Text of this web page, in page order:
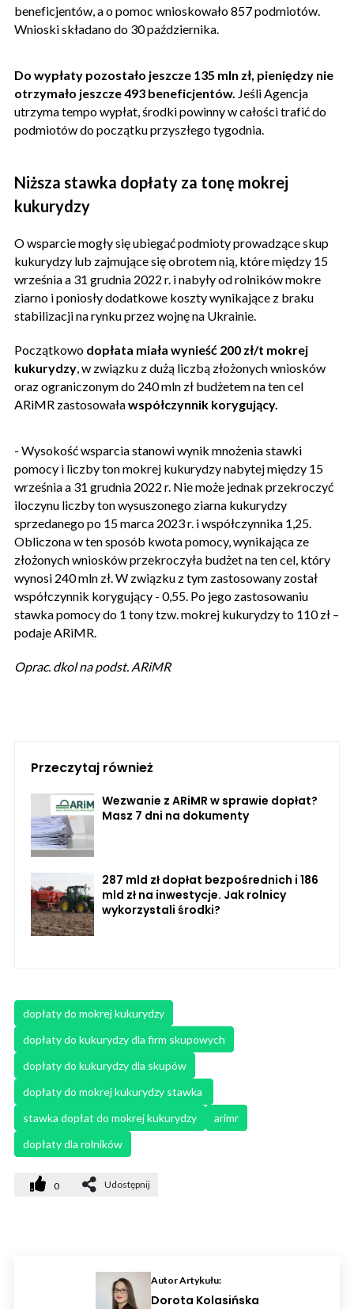
beneficjentów, a o pomoc wnioskowało 857 podmiotów.
Wnioski składano do 30 października.
Do wypłaty pozostało jeszcze 135 mln zł, pieniędzy nie
otrzymało jeszcze 493 beneficjentów. Jeśli Agencja
utrzyma tempo wypłat, środki powinny w całości trafić do
podmiotów do początku przyszłego tygodnia.
Niższa stawka dopłaty za tonę mokrej
kukurydzy
O wsparcie mogły się ubiegać podmioty prowadzące skup
kukurydzy lub zajmujące się obrotem nią, które między 15
września a 31 grudnia 2022 r. i nabyły od rolników mokre
ziarno i poniosły dodatkowe koszty wynikające z braku
stabilizacji na rynku przez wojnę na Ukrainie.
Początkowo dopłata miała wynieść 200 zł/t mokrej
kukurydzy , w związku z dużą liczbą złożonych wniosków
oraz ograniczonym do 240 mln zł budżetem na ten cel
ARiMR zastosowaławspółczynnik korygujący.
- Wysokość wsparcia stanowi wynik mnożenia stawki
pomocy i liczby ton mokrej kukurydzy nabytej między 15
września a 31 grudnia 2022 r. Nie może jednak przekroczyć
iloczynu liczby ton wysuszonego ziarna kukurydzy
sprzedanego po 15 marca 2023 r. i współczynnika 1,25.
Obliczona w ten sposób kwota pomocy, wynikająca ze
złożonych wniosków przekroczyła budżet na ten cel, który
wynosi 240 mln zł. W związku z tym zastosowany został
współczynnik korygujący - 0,55. Po jego zastosowaniu
stawka pomocy do 1 tony tzw. mokrej kukurydzy to 110 zł –
podaje ARiMR.
Oprac. dkol na podst. ARiMR
Przeczytaj również
Wezwanie z ARiMR w sprawie dopłat?
Masz 7 dni na dokumenty
287 mld zł dopłat bezpośrednich i 186
mld zł na inwestycje. Jak rolnicy
wykorzystali środki?
dopłaty do mokrej kukurydzy
dopłaty do kukurydzy dla firm skupowych
dopłaty do kukurydzy dla skupów
dopłaty do mokrej kukurydzy stawka
stawka dopłat do mokrej kukurydzy
arimr
dopłaty dla rolników
0 Udostępnij
Autor Artykułu:
Dorota Kolasińska